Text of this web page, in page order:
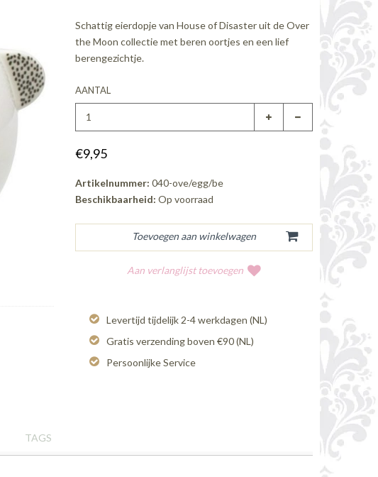
Schattig eierdopje van House of Disaster uit de Over
the Moon collectie met beren oortjes en een lief
berengezichtje.
AANTAL
€9,95
Artikelnummer: 040-ove/egg/be
Beschikbaarheid: Op voorraad
Aan verlanglijst toevoegen
Levertijd tijdelijk 2-4 werkdagen (NL)
Gratis verzending boven €90 (NL)
Persoonlijke Service
TAGS